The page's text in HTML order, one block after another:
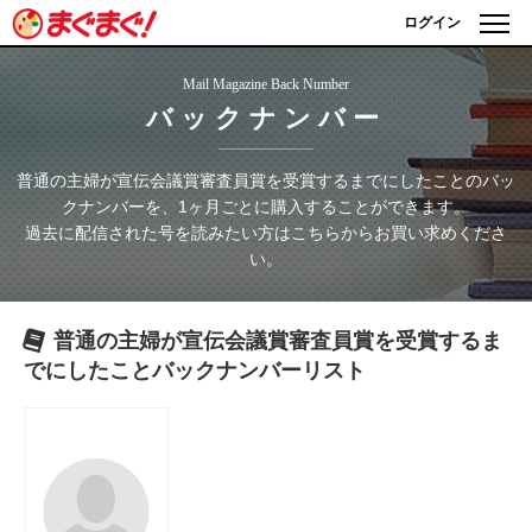
ログイン
Mail Magazine Back Number
バックナンバー
普通の主婦が宣伝会議賞審査員賞を受賞するまでにしたことのバッ
クナンバーを、1ヶ月ごとに購入することができます。
過去に配信された号を読みたい方はこちらからお買い求めくださ
い。
普通の主婦が宣伝会議賞審査員賞を受賞するま
でにしたことバックナンバーリスト